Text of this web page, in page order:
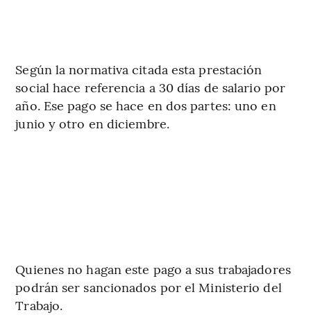
Según la normativa citada esta prestación
social hace referencia a 30 días de salario por
año. Ese pago se hace en dos partes: uno en
junio y otro en diciembre.
Quienes no hagan este pago a sus trabajadores
podrán ser sancionados por el Ministerio del
Trabajo.